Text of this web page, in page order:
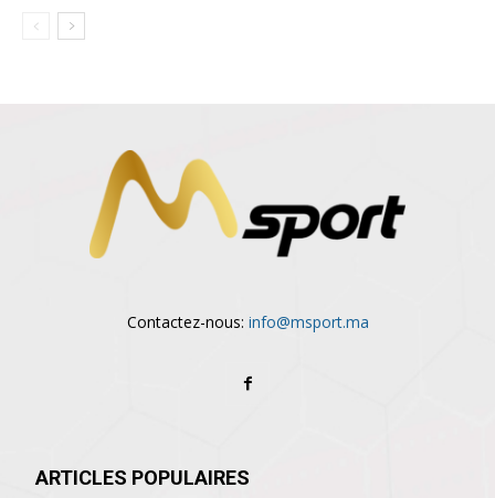
Contactez-nous: info@msport.ma
ARTICLES POPULAIRES